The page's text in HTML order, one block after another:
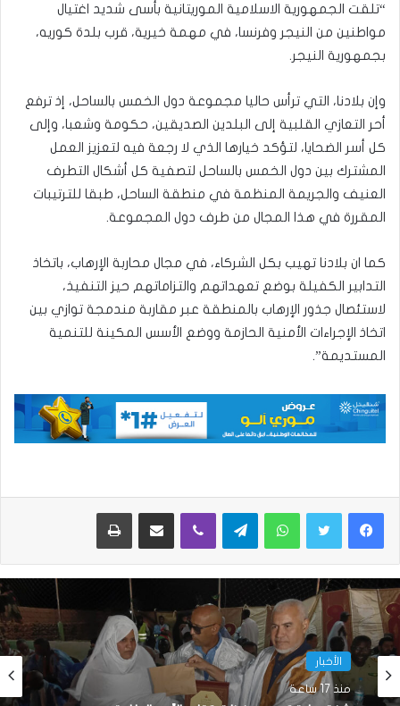
“تلقت الجمهورية الاسلامية الموريتانية بأسى شديد اغتيال
مواطنين من النيجر وفرنسا، في مهمة خيرية، قرب بلدة كوريه،
بجمهورية النيجر.
وإن بلادنا، التي ترأس حاليا مجموعة دول الخمس بالساحل، إذ ترفع
أحر التعازي القلبية إلى البلدين الصديقين، حكومة وشعبا، وإلى
كل أسر الضحايا، لتؤكد خيارها الذي لا رجعة فيه لتعزيز العمل
المشترك بين دول الخمس بالساحل لتصفية كل أشكال التطرف
العنيف والجريمة المنظمة في منطقة الساحل، طبقا للترتيبات
المقررة في هذا المجال من طرف دول المجموعة.
كما ان بلادنا تهيب بكل الشركاء، في مجال محاربة الإرهاب، باتخاذ
التدابير الكفيلة بوضع تعهداتهم والتزاماتهم حيز التنفيذ،
لاستئصال جذور الإرهاب بالمنطقة عبر مقاربة مندمجة توازي بين
اتخاذ الإجراءات الأمنية الحازمة ووضع الأسس المكينة للتنمية
المستديمة”.
واتساب تيلقرام ڤايبر مشاركة عبر البريد طباعة
الأخبار
منذ 17 ساعة